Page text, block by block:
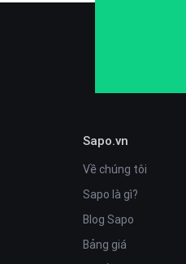
Sapo.vn
Về chúng tôi
Sapo là gì?
Blog Sapo
Bảng giá